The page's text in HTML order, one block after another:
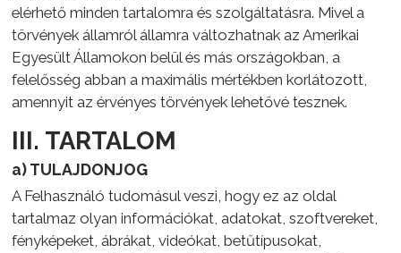
elérhető minden tartalomra és szolgáltatásra. Mivel a
törvények államról államra változhatnak az Amerikai
Egyesült Államokon belül és más országokban, a
felelősség abban a maximális mértékben korlátozott,
amennyit az érvényes törvények lehetővé tesznek.
III. TARTALOM
a) TULAJDONJOG
A Felhasználó tudomásul veszi, hogy ez az oldal
tartalmaz olyan információkat, adatokat, szoftvereket,
fényképeket, ábrákat, videókat, betűtípusokat,